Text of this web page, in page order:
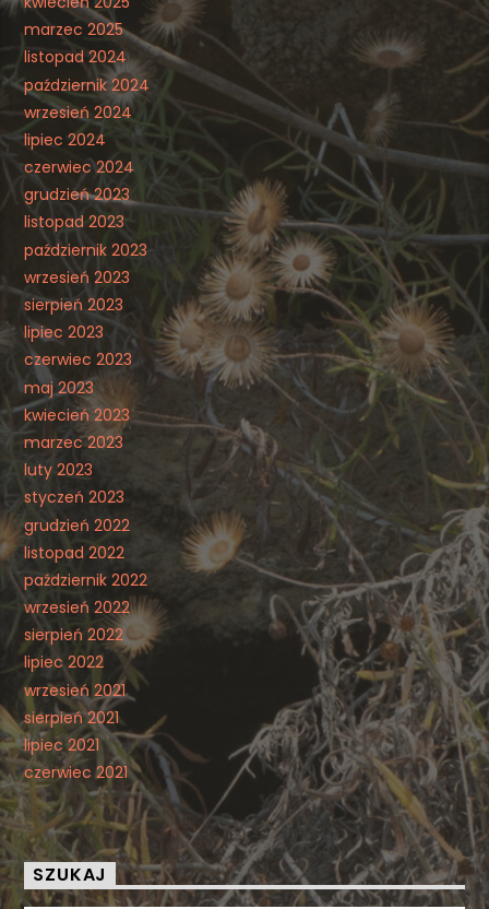
marzec 2025
listopad 2024
październik 2024
wrzesień 2024
lipiec 2024
czerwiec 2024
grudzień 2023
listopad 2023
październik 2023
wrzesień 2023
sierpień 2023
lipiec 2023
czerwiec 2023
maj 2023
kwiecień 2023
marzec 2023
luty 2023
styczeń 2023
grudzień 2022
listopad 2022
październik 2022
wrzesień 2022
sierpień 2022
lipiec 2022
wrzesień 2021
sierpień 2021
lipiec 2021
czerwiec 2021
SZUKAJ